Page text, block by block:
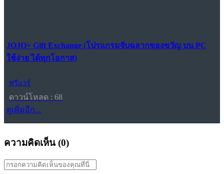
JOJO+ Gift Exchange (โปรแกรมจับฉลากของขวัญ บน PC
ใช้ง่าย ได้ทุกโอกาส)
ฟรีแวร์
ดาวน์โหลด : 68
ดูเพิ่มอีก...
ความคิดเห็น (0)